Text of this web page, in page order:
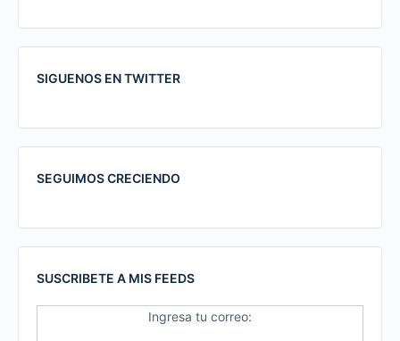
SIGUENOS EN TWITTER
SEGUIMOS CRECIENDO
SUSCRIBETE A MIS FEEDS
Ingresa tu correo: